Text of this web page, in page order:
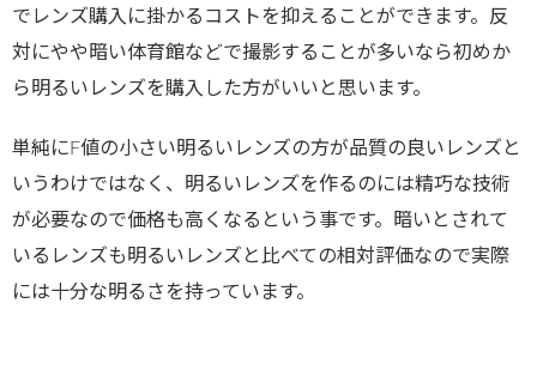
でレンズ購入に掛かるコストを抑えることができます。反
対にやや暗い体育館などで撮影することが多いなら初めか
ら明るいレンズを購入した方がいいと思います。
単純にF値の小さい明るいレンズの方が品質の良いレンズと
いうわけではなく、明るいレンズを作るのには精巧な技術
が必要なので価格も高くなるという事です。暗いとされて
いるレンズも明るいレンズと比べての相対評価なので実際
には十分な明るさを持っています。